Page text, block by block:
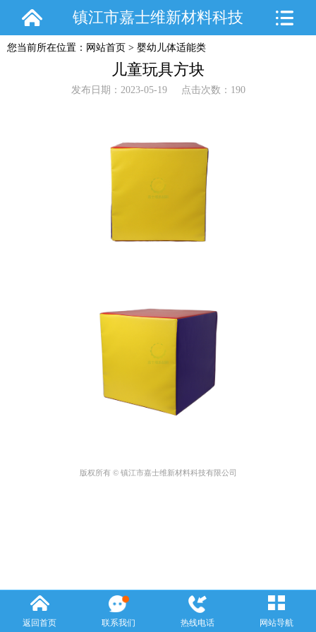
镇江市嘉士维新材料科技
有限公司
您当前所在位置： 网站首页 > 婴幼儿体适能类
儿童玩具方块
发布日期：2023-05-19 点击次数：190
版权所有 © 镇江市嘉士维新材料科技有限公司
返回首页 联系我们 热线电话 网站导航